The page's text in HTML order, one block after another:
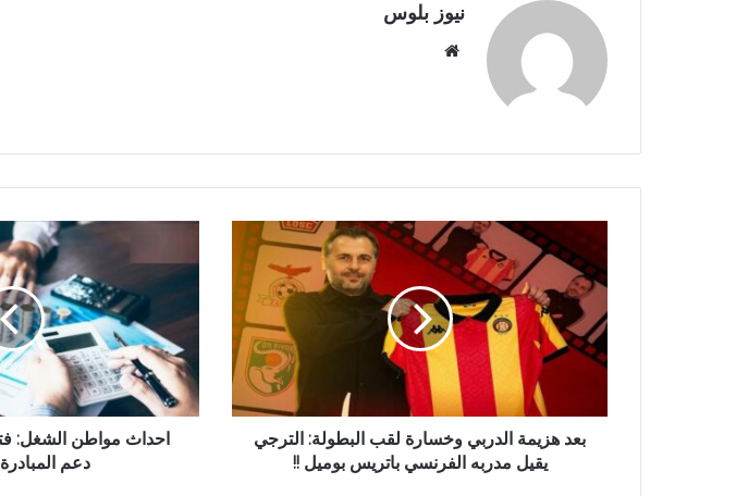
نيوز بلوس
بعد هزيمة الدربي وخسارة لقب البطولة: الترجي
يقيل مدربه الفرنسي باتريس بوميل !!
احداث مواطن الشغل:
دعم